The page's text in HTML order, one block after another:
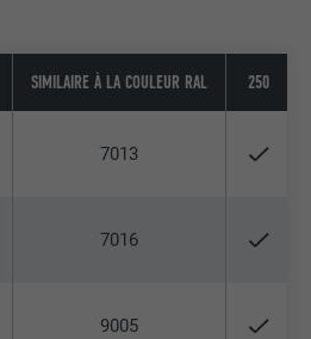
SIMILAIRE À LA COULEUR RAL 250
7013
7016
9005